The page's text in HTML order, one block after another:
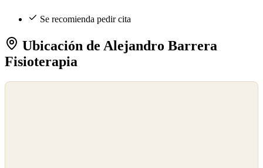
Se recomienda pedir cita
Ubicación de Alejandro Barrera
Fisioterapia